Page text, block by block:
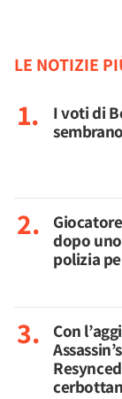
LE NOTIZIE
I voti di
dopo
polizia
Con